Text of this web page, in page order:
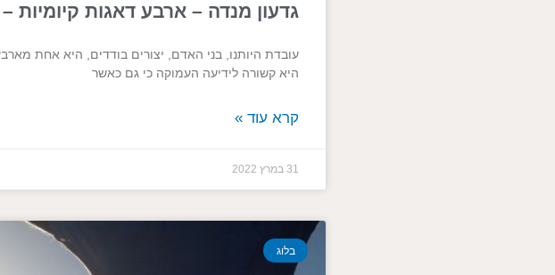
גדעון מנדה – ארבע דאגות קיומיות
עובדת היותנו, בני האדם, יצורים בודדים, היא אחת
היא קשורה לידיעה העמוקה כי גם כאשר
קרא עוד »
31 במרץ 2022
בלוג